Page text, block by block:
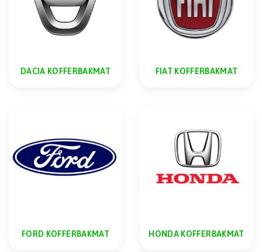
DACIA KOFFERBAKMAT FIAT KOFFERBAKMAT
FORD KOFFERBAKMAT HONDA KOFFERBAKMAT